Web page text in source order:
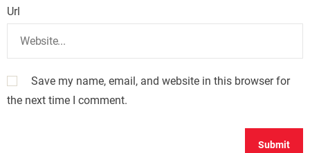
Url
Save my name, email, and website in this browser for
the next time I comment.